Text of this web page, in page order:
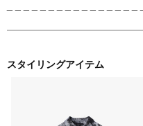
スタイリングアイテム